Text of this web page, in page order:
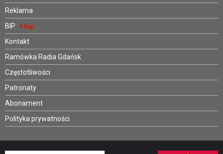
Reklama
BIP
Kontakt
Ramówka Radia Gdańsk
Częstotliwości
Patronaty
Abonament
Polityka prywatności